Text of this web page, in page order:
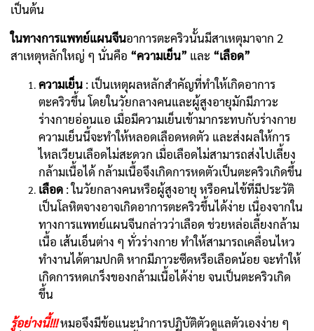
เป็นต้น
ในทางการแพทย์แผนจีนอาการตะคริวนั้นมีสาเหตุมาจาก 2
สาเหตุหลักใหญ่ ๆ นั่นคือ “ความเย็น” และ “เลือด”
ความเย็น : เป็นเหตุผลหลักสำคัญที่ทำให้เกิดอาการ
ตะคริวขึ้น โดยในวัยกลางคนและผู้สูงอายุมักมีภาวะ
ร่างกายอ่อนแอ เมื่อมีความเย็นเข้ามากระทบกับร่างกาย
ความเย็นนี้จะทำให้หลอดเลือดหดตัว และส่งผลให้การ
ไหลเวียนเลือดไม่สะดวก เมื่อเลือดไม่สามารถส่งไปเลี้ยง
กล้ามเนื้อได้ กล้ามเนื้อจึงเกิดการหดตัวเป็นตะคริวเกิดขึ้น
เลือด : ในวัยกลางคนหรือผู้สูงอายุ หรือคนไข้ที่มีประวัติ
เป็นโลหิตจางอาจเกิดอาการตะคริวขึ้นได้ง่าย เนื่องจากใน
ทางการแพทย์แผนจีนกล่าวว่าเลือด ช่วยหล่อเลี้ยงกล้าม
เนื้อ เส้นเอ็นต่าง ๆ ทั่วร่างกาย ทำให้สามารถเคลื่อนไหว
ทำงานได้ตามปกติ หากมีภาวะซีดหรือเลือดน้อย จะทำให้
เกิดการหดเกร็งของกล้ามเนื้อได้ง่าย จนเป็นตะคริวเกิด
ขึ้น
รู้อย่างนี้!!!หมอจึงมีข้อแนะนำการปฏิบัติตัวดูแลตัวเองง่าย ๆ